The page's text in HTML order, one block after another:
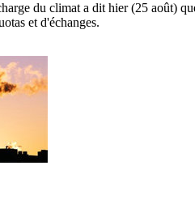
du climat a dit hier (25 août)
et d'échanges.